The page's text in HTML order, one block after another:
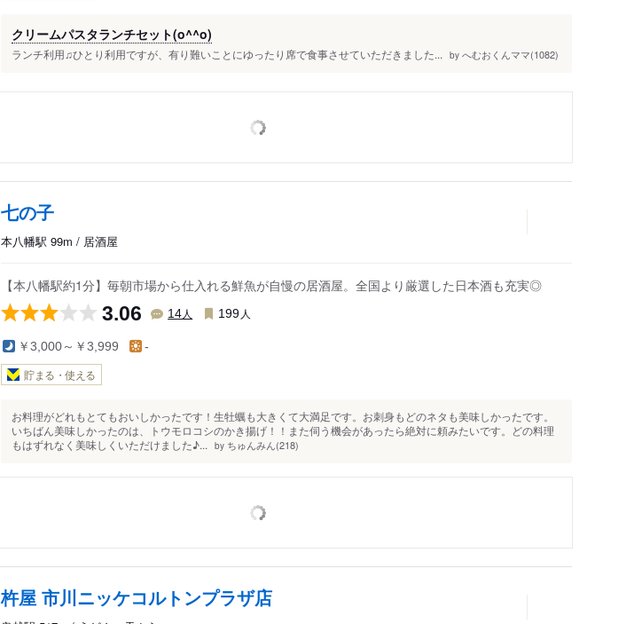
クリームパスタランチセット(o^^o)
ランチ利用♫ひとり利用ですが、有り難いことにゆったり席で食事させていただきました... by へむおくんママ(1082)
七の子
本八幡駅 99m / 居酒屋
【本八幡駅約1分】毎朝市場から仕入れる鮮魚が自慢の居酒屋。全国より厳選した日本酒も充実◎
3.06 14人 199 人
￥3,000～￥3,999 -
貯まる・使える
お料理がどれもとてもおいしかったです！生牡蠣も大きくて大満足です。お刺身もどのネタも美味しかったです。
いちばん美味しかったのは、トウモロコシのかき揚げ！！また伺う機会があったら絶対に頼みたいです。どの料理
もはずれなく美味しくいただけました♪...
by ちゅんみん(218)
杵屋 市川ニッケコルトンプラザ店